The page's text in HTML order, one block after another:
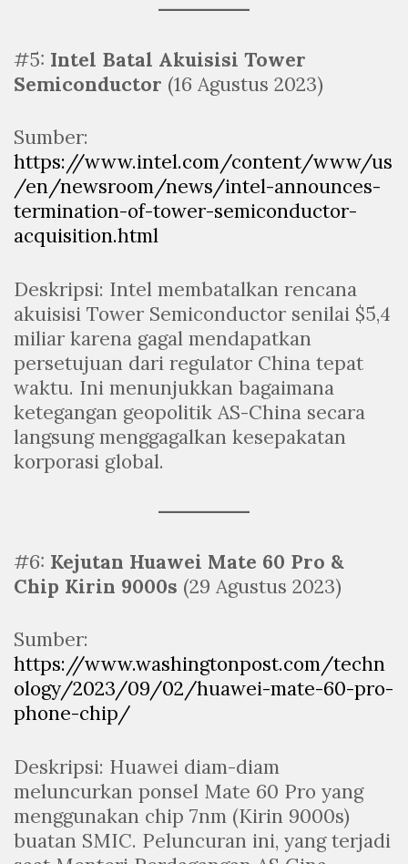
#5: Intel Batal Akuisisi Tower
Semiconductor (16 Agustus 2023)
Sumber:
https://www.intel.com/content/www/us
/en/newsroom/news/intel-announces-
termination-of-tower-semiconductor-
acquisition.html
Deskripsi: Intel membatalkan rencana
akuisisi Tower Semiconductor senilai $5,4
miliar karena gagal mendapatkan
persetujuan dari regulator China tepat
waktu. Ini menunjukkan bagaimana
ketegangan geopolitik AS-China secara
langsung menggagalkan kesepakatan
korporasi global.
#6: Kejutan Huawei Mate 60 Pro &
Chip Kirin 9000s (29 Agustus 2023)
Sumber:
https://www.washingtonpost.com/techn
ology/2023/09/02/huawei-mate-60-pro-
phone-chip/
Deskripsi: Huawei diam-diam
meluncurkan ponsel Mate 60 Pro yang
menggunakan chip 7nm (Kirin 9000s)
buatan SMIC. Peluncuran ini, yang terjadi